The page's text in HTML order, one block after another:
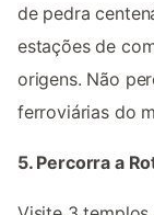
de pedra
estações de
origens. Não
ferroviárias do
5. Percorra a